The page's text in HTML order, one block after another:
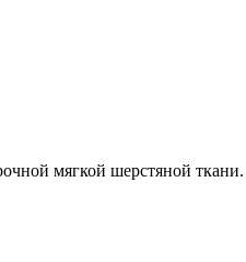
мягкой шерстяной